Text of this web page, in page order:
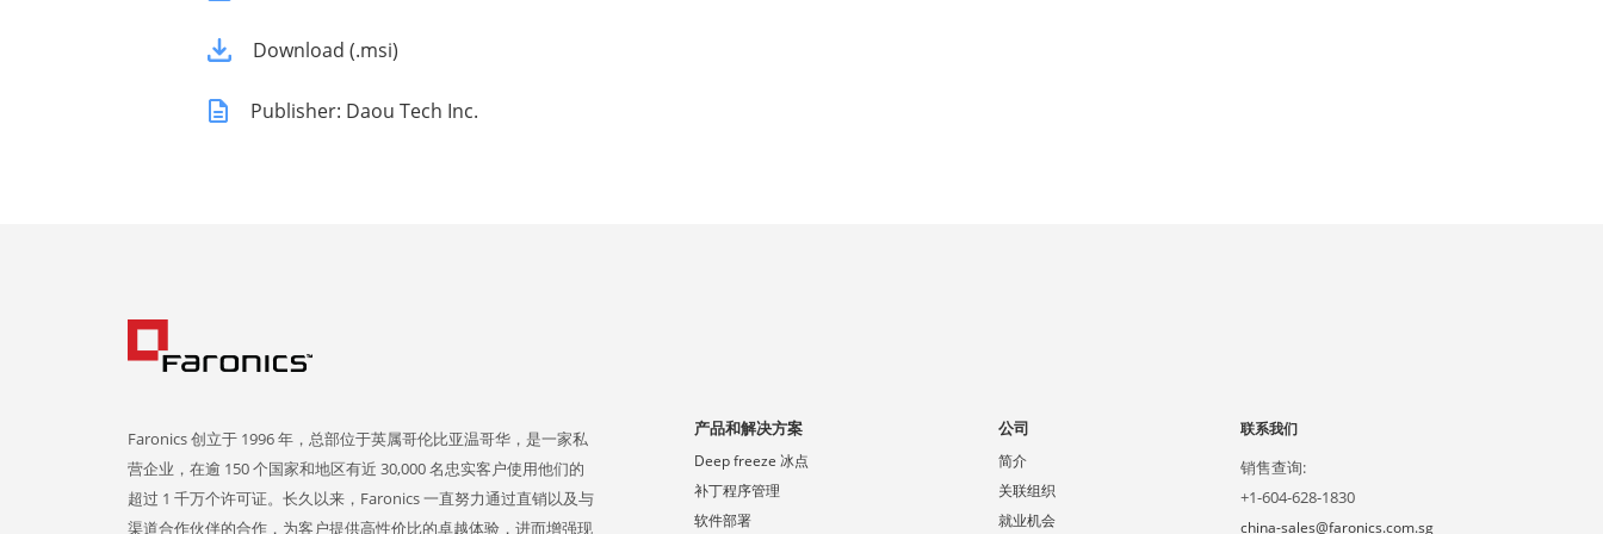
Download (.msi)
Publisher: Daou Tech Inc.
Faronics 创立于 1996 年，总部位于英属哥伦比亚温哥华，是一家私
营企业，在逾 150 个国家和地区有近 30,000 名忠实客户使用他们的
超过 1 千万个许可证。长久以来，Faronics 一直努力通过直销以及与
渠道合作伙伴的合作，为客户提供高性价比的卓越体验，进而增强现
产品和解决方案
Deep freeze 冰点
补丁程序管理
软件部署
公司
简介
关联组织
就业机会
联系我们
销售查询:
+1-604-628-1830
china-sales@faronics.com.sg